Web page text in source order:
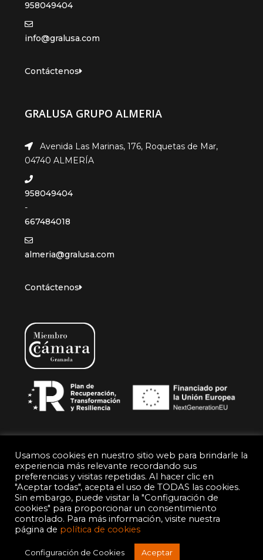
958049404
info@gralusa.com
Contáctenos
GRALUSA GRUPO ALMERIA
Avenida Las Marinas, 176, Roquetas de Mar,
04740 ALMERÍA
958049404
-
667484018
almeria@gralusa.com
Contáctenos
© Gralusa
Política de Privacidad Aviso legal
Política de Cookies
Usamos cookies en nuestro sitio web para brindarle la
experiencia más relevante recordando sus
preferencias y visitas repetidas. Al hacer clic en
"Aceptar todas", acepta el uso de TODAS las cookies.
Sin embargo, puede visitar la "Configuración de
cookies" para proporcionar un consentimiento
controlado. Para más información, visite nuestra
página de política de cookies
Configuración de Cookies Aceptar